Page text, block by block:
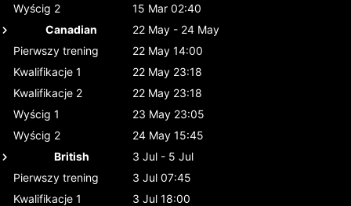
Wyścig 2
15 Mar 02:40
Canadian
22 May - 24 May
Pierwszy trening
22 May 14:00
Kwalifikacje 1
22 May 23:18
Kwalifikacje 2
22 May 23:18
Wyścig 1
23 May 23:05
Wyścig 2
24 May 15:45
British
3 Jul - 5 Jul
Pierwszy trening
3 Jul 07:45
Kwalifikacje 1
3 Jul 18:00